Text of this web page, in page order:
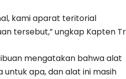
kami aparat teritorial
tersebut,” ungkap Kapten
mengatakan bahwa alat
apa, dan alat ini masih